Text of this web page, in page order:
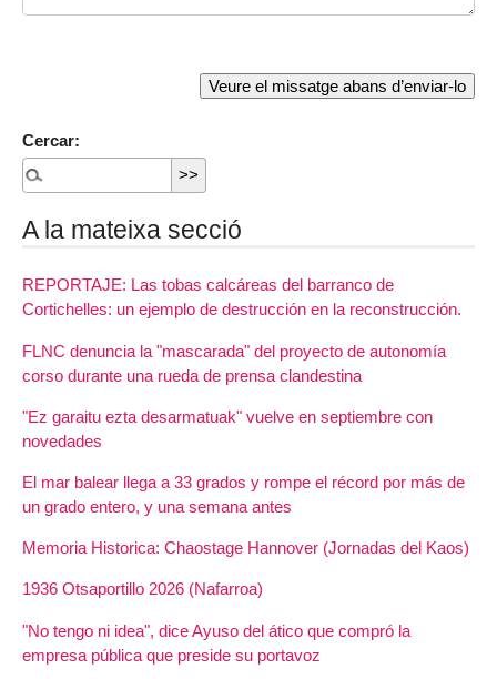
Cercar:
A la mateixa secció
REPORTAJE: Las tobas calcáreas del barranco de
Cortichelles: un ejemplo de destrucción en la reconstrucción.
FLNC denuncia la "mascarada" del proyecto de autonomía
corso durante una rueda de prensa clandestina
"Ez garaitu ezta desarmatuak" vuelve en septiembre con
novedades
El mar balear llega a 33 grados y rompe el récord por más de
un grado entero, y una semana antes
Memoria Historica: Chaostage Hannover (Jornadas del Kaos)
1936 Otsaportillo 2026 (Nafarroa)
"No tengo ni idea", dice Ayuso del ático que compró la
empresa pública que preside su portavoz